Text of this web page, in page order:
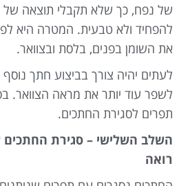
של נפח, כך שלא תקבלי תוצאה של
להפחיד ולא טבעית. המטרה היא
את השומן בפנים, בלסת ובצוואר.
לעתים יהיה צורך בביצוע חתך
לשפר עוד יותר את מראה הצוואר.
תפרים לסגירת החתכים.
השלב השלישי – סגירת
רואה